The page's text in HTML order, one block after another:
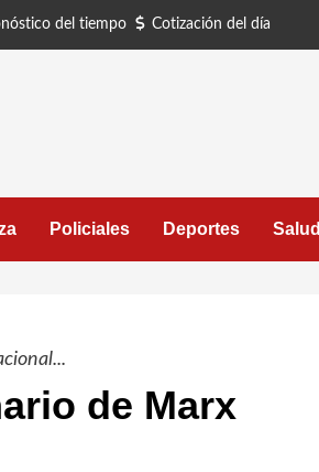
del tiempo Cotización del día
Policiales Deportes Salud
de Marx